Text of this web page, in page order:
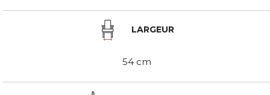
LARGEUR
54 cm